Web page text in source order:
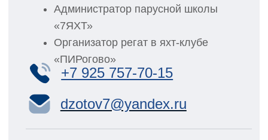
В яхт-офисе Вас встретят менеджер или
тренер.